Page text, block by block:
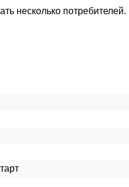
несколько потребителей.